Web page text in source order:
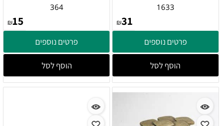
1633
₪31
פרטים נוספים
הוסף לסל
364
₪15
פרטים נוספים
הוסף לסל